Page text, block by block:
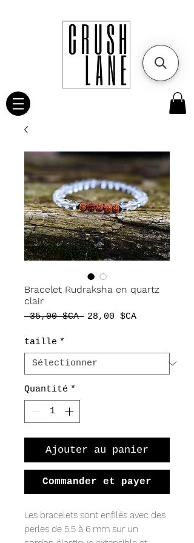
Bracelet Rudraksha en quartz
clair
35,00 $CA Prix
28,00 $CAPrix
taille *
Quantité *
Ajouter au panier
Commander et payer
Les bracelets sont enfilés avec des
perles de 5,5 à 6 mm sur un